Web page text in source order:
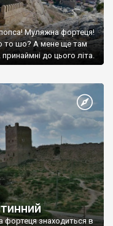
Муляжна фортеця!
то шо? А мене ще там
до цього літа.
фортеця знаходиться в